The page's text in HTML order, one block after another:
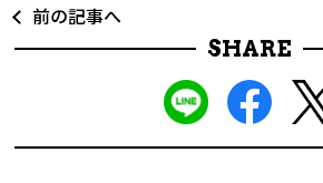
前の記事へ
SHARE